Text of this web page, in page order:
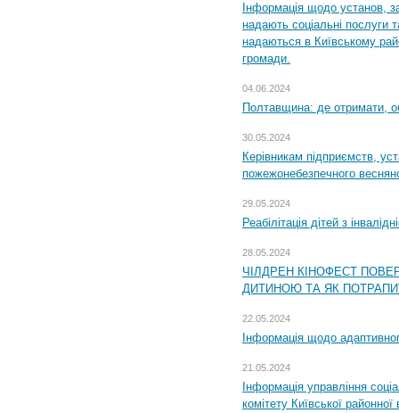
Інформація щодо установ,
надають соціальні послуги
надаються в Київському
громади.
04.06.2024
Полтавщина: де отримати,
30.05.2024
Керівникам підприємств,
пожежонебезпечного
29.05.2024
Реабілітація дітей з
28.05.2024
ЧІЛДРЕН КІНОФЕСТ
ДИТИНОЮ ТА ЯК
22.05.2024
Інформація щодо
21.05.2024
Інформація управління
комітету Київської